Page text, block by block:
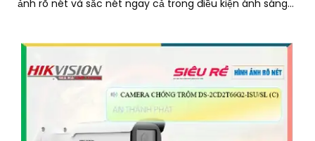
ảnh rõ nét và sắc nét ngay cả trong điều kiện ánh sáng